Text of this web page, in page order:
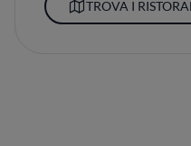
TROVA I